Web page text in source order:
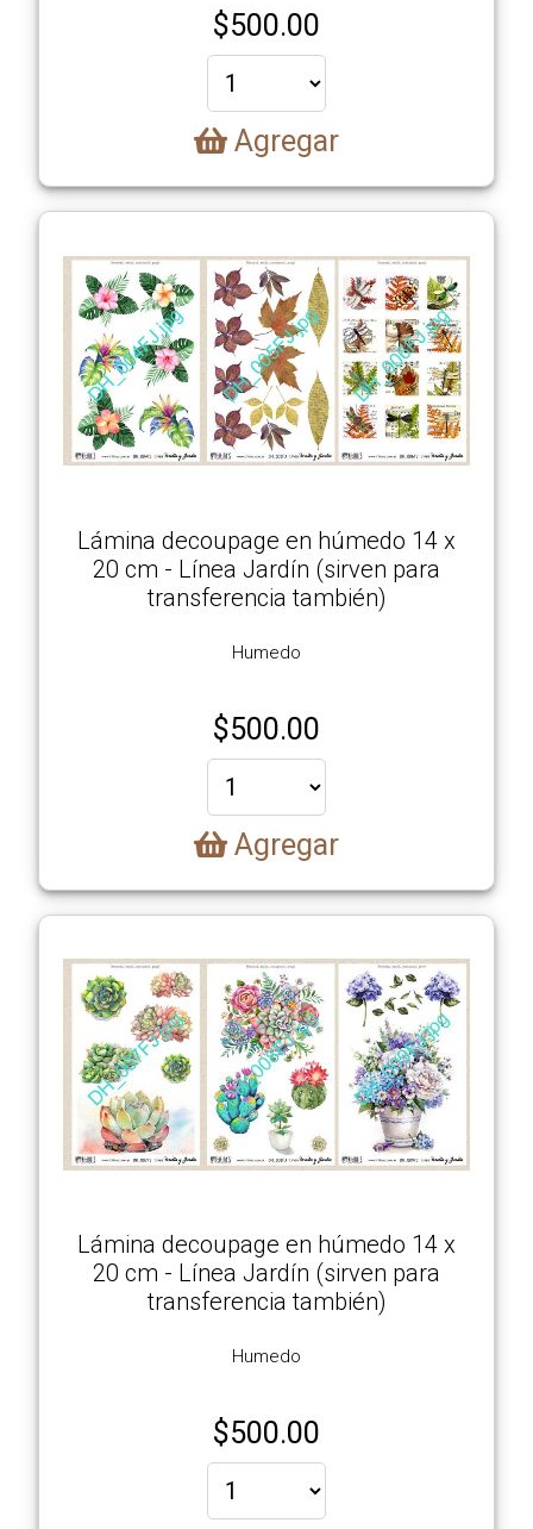
$500.00
Agregar
Lámina decoupage en húmedo 14 x
20 cm - Línea Jardín (sirven para
transferencia también)
Humedo
$500.00
Agregar
Lámina decoupage en húmedo 14 x
20 cm - Línea Jardín (sirven para
transferencia también)
Humedo
$500.00